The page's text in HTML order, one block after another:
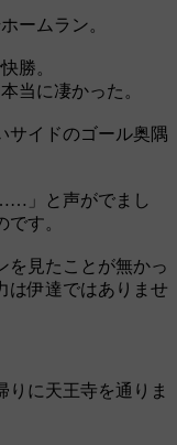
ームラン。
勝。
当に凄かった。
サイドのゴール奥隅
」と声がでまし
す。
を見たことが無かっ
は伊達ではありませ
りに天王寺を通りま